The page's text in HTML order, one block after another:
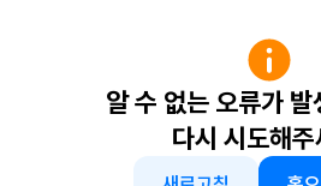
알 수 없는 오류가
다시 시도해